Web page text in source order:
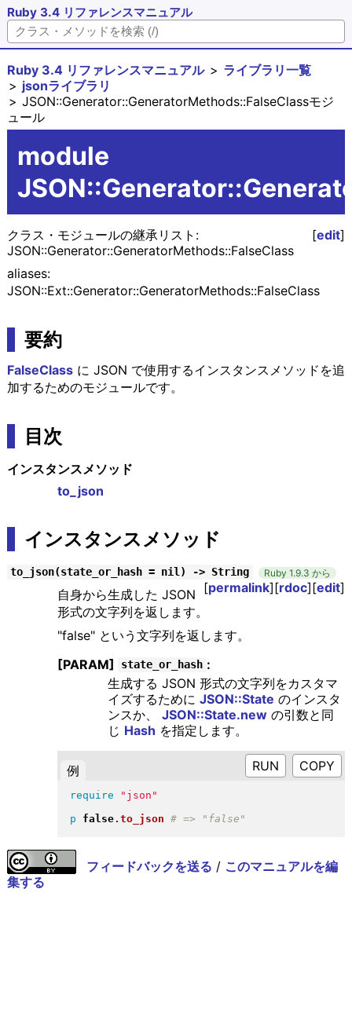
Ruby 3.4 リファレンスマニュアル
Ruby 3.4 リファレンスマニュアル
ライブラリ一覧
jsonライブラリ
JSON::Generator::GeneratorMethods::FalseClassモジ
ュール
module
[edit]
クラス・モジュールの継承リスト:
JSON::Generator::GeneratorMethods::FalseClass
aliases:
JSON::Ext::Generator::GeneratorMethods::FalseClass
要約
FalseClassに JSON で使用するインスタンスメソッドを追
加するためのモジュールです。
目次
インスタンスメソッド
to_json
インスタンスメソッド
to_json(state_or_hash = nil) -> String Ruby 1.9.3 から
[permalink][rdoc][edit]
自身から生成した JSON
形式の文字列を返します。
"false" という文字列を返します。
[PARAM]
state_or_hash :
生成する JSON 形式の文字列をカスタマ
イズするために JSON::State のインスタ
ンスか、 JSON::State.newの引数と同
じ Hash を指定します。
例 RUN
require " json "
p
false. to_json
フィードバックを送る / このマニュアルを編
集する